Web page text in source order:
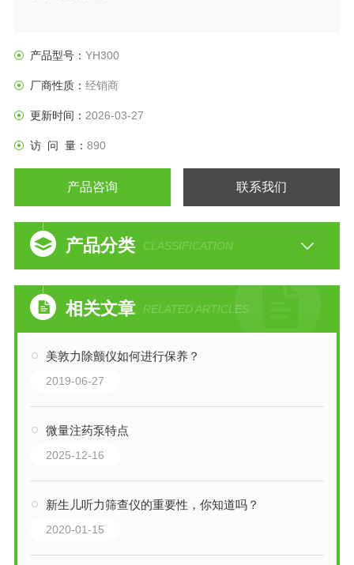
产品型号： YH300
厂商性质： 经销商
更新时间： 2026-03-27
访 问 量： 890
产品咨询 联系我们
产品分类 CLASSIFICATION
相关文章 RELATED ARTICLES
美敦力除颤仪如何进行保养？
2019-06-27
微量注药泵特点
2025-12-16
新生儿听力筛查仪的重要性，你知道吗？
2020-01-15